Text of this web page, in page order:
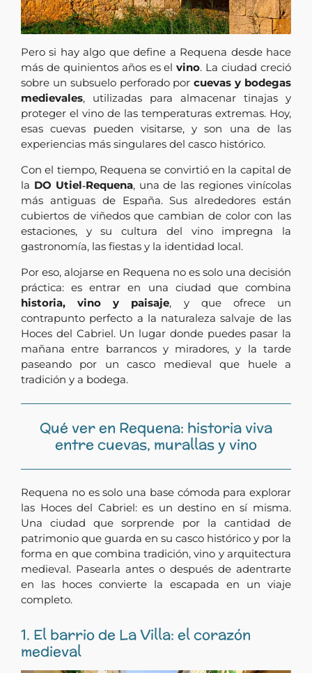
Pero si hay algo que define a Requena desde hace
más de quinientos años es elvino. La ciudad creció
sobre un subsuelo perforado porcuevas y bodegas
medievales, utilizadas para almacenar tinajas y
proteger el vino de las temperaturas extremas. Hoy,
esas cuevas pueden visitarse, y son una de las
experiencias más singulares del casco histórico.
Con el tiempo, Requena se convirtió en la capital de
la DO Utiel‑Requena, una de las regiones vinícolas
más antiguas de España. Sus alrededores están
cubiertos de viñedos que cambian de color con las
estaciones, y su cultura del vino impregna la
gastronomía, las fiestas y la identidad local.
Por eso, alojarse en Requena no es solo una decisión
práctica: es entrar en una ciudad que combina
historia, vino y paisaje, y que ofrece un
contrapunto perfecto a la naturaleza salvaje de las
Hoces del Cabriel. Un lugar donde puedes pasar la
mañana entre barrancos y miradores, y la tarde
paseando por un casco medieval que huele a
tradición y a bodega.
Qué ver en Requena: historia viva
entre cuevas, murallas y vino
Requena no es solo una base cómoda para explorar
las Hoces del Cabriel: es un destino en sí misma.
Una ciudad que sorprende por la cantidad de
patrimonio que guarda en su casco histórico y por la
forma en que combina tradición, vino y arquitectura
medieval. Pasearla antes o después de adentrarte
en las hoces convierte la escapada en un viaje
completo.
1. El barrio de La Villa: el corazón
medieval